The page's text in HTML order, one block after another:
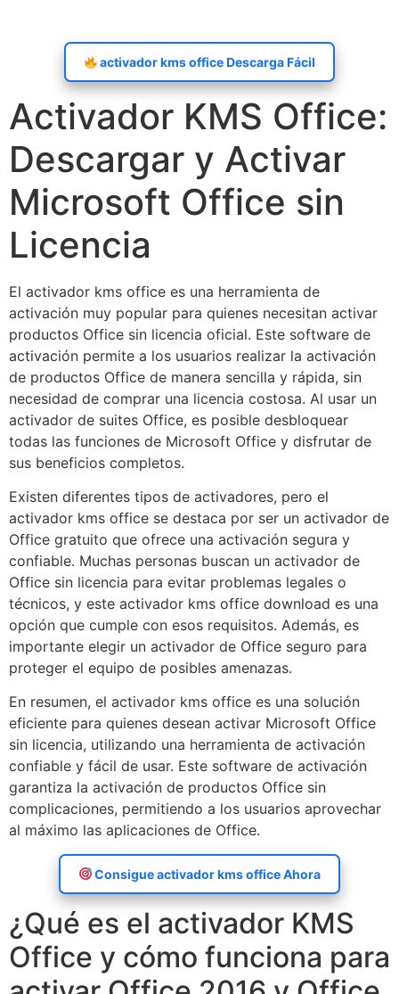
activador kms office Descarga Fácil
Activador KMS Office:
Descargar y Activar
Microsoft Office sin
Licencia
El activador kms office es una herramienta de
activación muy popular para quienes necesitan activar
productos Office sin licencia oficial. Este software de
activación permite a los usuarios realizar la activación
de productos Office de manera sencilla y rápida, sin
necesidad de comprar una licencia costosa. Al usar un
activador de suites Office, es posible desbloquear
todas las funciones de Microsoft Office y disfrutar de
sus beneficios completos.
Existen diferentes tipos de activadores, pero el
activador kms office se destaca por ser un activador de
Office gratuito que ofrece una activación segura y
confiable. Muchas personas buscan un activador de
Office sin licencia para evitar problemas legales o
técnicos, y este activador kms office download es una
opción que cumple con esos requisitos. Además, es
importante elegir un activador de Office seguro para
proteger el equipo de posibles amenazas.
En resumen, el activador kms office es una solución
eficiente para quienes desean activar Microsoft Office
sin licencia, utilizando una herramienta de activación
confiable y fácil de usar. Este software de activación
garantiza la activación de productos Office sin
complicaciones, permitiendo a los usuarios aprovechar
al máximo las aplicaciones de Office.
Consigue activador kms office Ahora
¿Qué es el activador KMS
Office y cómo funciona para